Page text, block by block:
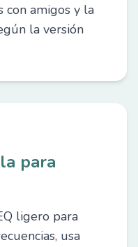
con amigos y la
la versión
para
ligero para
usa